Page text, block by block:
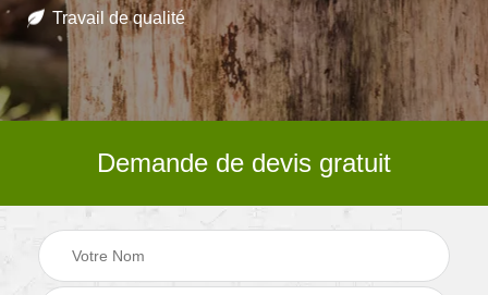
Travail de qualité
Demande de devis gratuit